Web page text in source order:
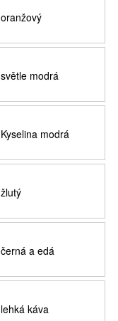
oranžový
světle modrá
Kyselina modrá
žlutý
černá a edá
lehká káva